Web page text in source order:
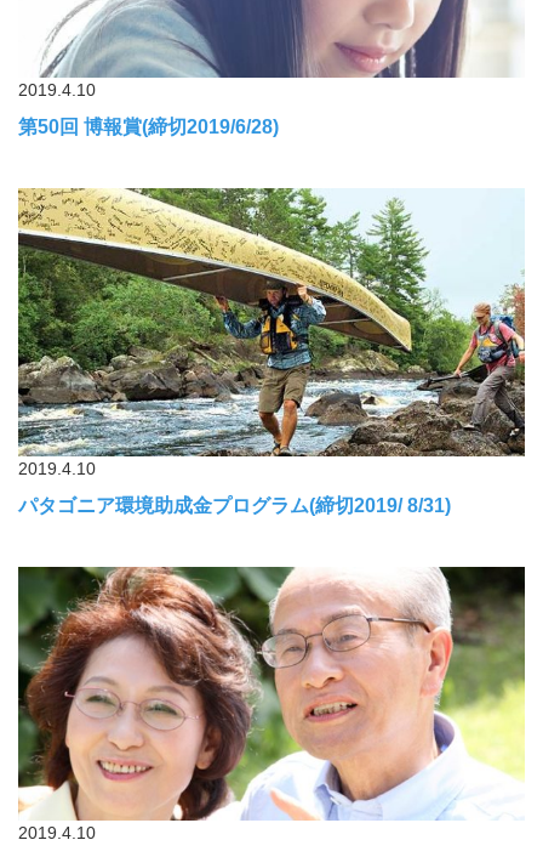
2019.4.10
第50回 博報賞(締切2019/6/28)
2019.4.10
パタゴニア環境助成金プログラム(締切2019/ 8/31)
2019.4.10